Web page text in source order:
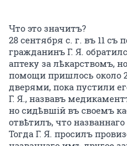
Что это значитъ?
28 сентября с. г. въ 11 съ
гражданинъ Г. Я.
аптеку за лѣкарствомъ,
помощи пришлось около
дверями, пока пустили
Г. Я., назвавъ
но сидѣвшій въ своемъ
отвѣтилъ, что
Тогда Г. Я. просилъ